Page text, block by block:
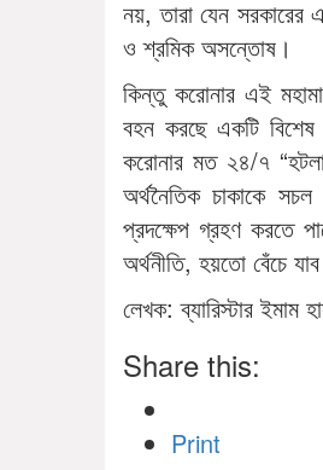
নয়, তারা যেন সরকারের
ও শ্রমিক অসন্তোষ।
কিন্তু করোনার এই
বহন করছে একটি
করোনার মত ২৪/৭
অর্থনৈতিক চাকাকে
প্রদক্ষেপ গ্রহণ করতে
অর্থনীতি, হয়তো বেঁচে
লেখক: ব্যারিস্টার ইমাম
Share this:
Print